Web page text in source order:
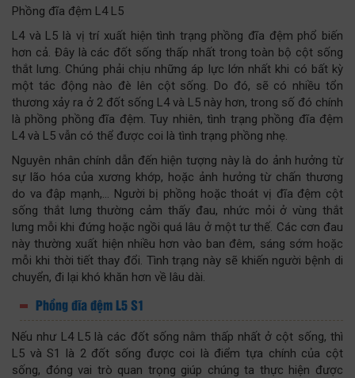
Phồng đĩa đệm L4 L5
L4 và L5 là vị trí xuất hiện tình trạng phồng đĩa đệm phổ biến
hơn cả. Đây là các đốt sống thấp nhất trong toàn bộ cột sống
thắt lưng. Chúng phải chịu những áp lực lớn nhất khi có bất kỳ
một tác động nào đè lên cột sống. Do đó, sẽ có nhiều tổn
thương xảy ra ở 2 đốt sống L4 và L5 này hơn, trong số đó chính
là phồng phồng đĩa đệm. Tuy nhiên, tình trạng phồng đĩa đệm
L4 và L5 vẫn có thể được coi là tình trạng phồng nhẹ.
Nguyên nhân chính dẫn đến hiện tượng này là do ảnh hưởng từ
sự lão hóa của xương khớp, hoặc ảnh hưởng từ chấn thương
do va đập mạnh,... Người bị phồng hoặc thoát vị đĩa đệm cột
sống thắt lưng thường cảm thấy đau, nhức mỏi ở vùng thắt
lưng mỗi khi đứng hoặc ngồi quá lâu ở một tư thế. Các cơn đau
này thường xuất hiện nhiều hơn vào ban đêm, sáng sớm hoặc
mỗi khi thời tiết thay đổi. Tình trạng này sẽ khiến người bệnh di
chuyển, đi lại khó khăn hơn về lâu dài.
Phồng đĩa đệm L5 S1
Nếu như L4 L5 là các đốt sống nằm thấp nhất ở cột sống, thì
L5 và S1 là 2 đốt sống được coi là điểm tựa chính của cột
sống, đóng vai trò quan trọng giúp chúng ta thực hiện được